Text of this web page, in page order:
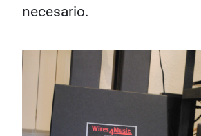
necesario.